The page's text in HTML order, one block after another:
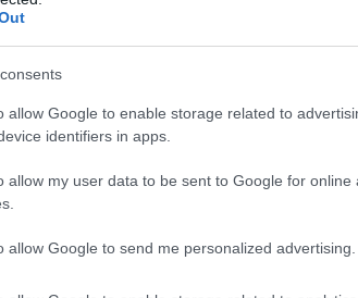
allow Google to enable storage related to
identifiers in apps.
allow my user data to be sent to Google for online
allow Google to send me personalized advertising.
nella sezioneLogin
Cantiere Nautico Rudalza
Incendio Cala